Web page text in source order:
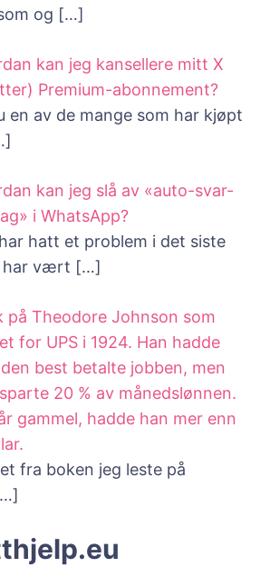
og […]
kan jeg kansellere mitt X
Premium-abonnement?
en av de mange som har kjøpt
kan jeg slå av «auto-svar-
i WhatsApp?
hatt et problem i det siste
har vært […]
på Theodore Johnson som
for UPS i 1924. Han hadde
best betalte jobben, men
20 % av månedslønnen.
gammel, hadde han mer enn
fra boken jeg leste på